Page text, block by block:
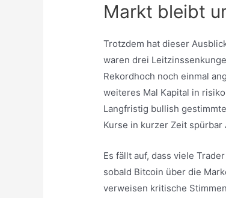
Markt bleibt
Trotzdem hat dieser
waren drei
Rekordhoch noch einmal
weiteres Mal Kapital in
Langfristig bullish
Kurse in kurzer Zeit spürbar
Es fällt auf, dass viele
sobald Bitcoin über die
verweisen kritische